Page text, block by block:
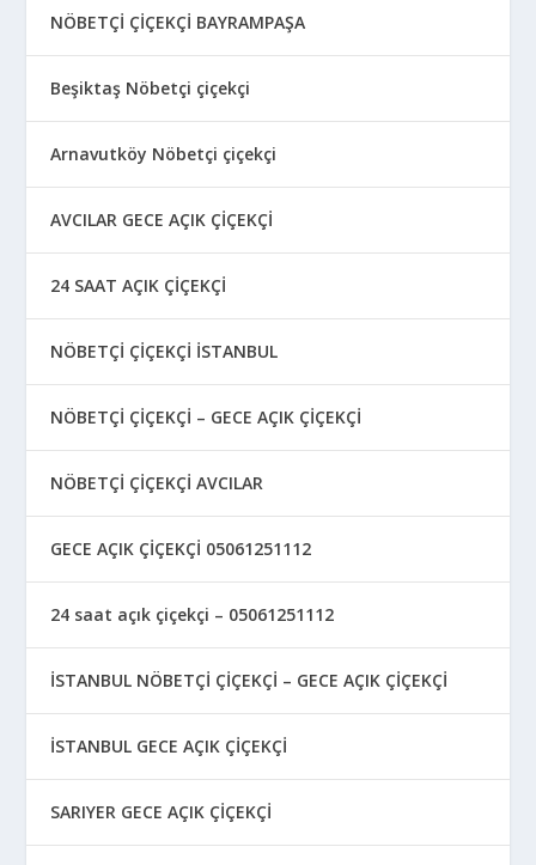
NÖBETÇİ ÇİÇEKÇİ BAYRAMPAŞA
Beşiktaş Nöbetçi çiçekçi
Arnavutköy Nöbetçi çiçekçi
AVCILAR GECE AÇIK ÇİÇEKÇİ
24 SAAT AÇIK ÇİÇEKÇİ
NÖBETÇİ ÇİÇEKÇİ İSTANBUL
NÖBETÇİ ÇİÇEKÇİ – GECE AÇIK ÇİÇEKÇİ
NÖBETÇİ ÇİÇEKÇİ AVCILAR
GECE AÇIK ÇİÇEKÇİ 05061251112
24 saat açık çiçekçi – 05061251112
İSTANBUL NÖBETÇİ ÇİÇEKÇİ – GECE AÇIK ÇİÇEKÇİ
İSTANBUL GECE AÇIK ÇİÇEKÇİ
SARIYER GECE AÇIK ÇİÇEKÇİ